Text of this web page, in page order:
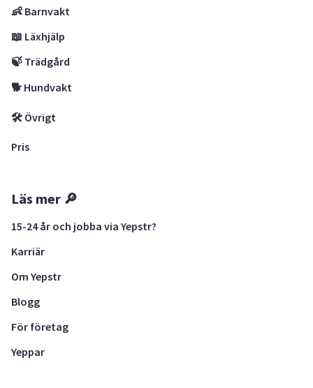
👶 Barnvakt
📖 Läxhjälp
🍃 Trädgård
🐕 Hundvakt
🛠 Övrigt
Pris
Läs mer 🔎
15-24 år och jobba via Yepstr?
Karriär
Om Yepstr
Blogg
För företag
Yeppar